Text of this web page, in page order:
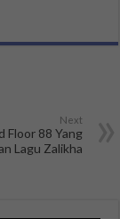
Next
Floor 88 Yang
Lagu Zalikha